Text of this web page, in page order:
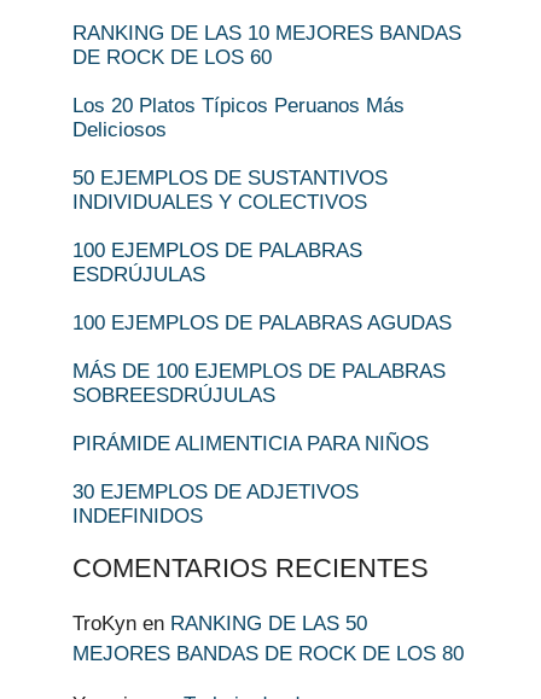
RANKING DE LAS 10 MEJORES BANDAS
DE ROCK DE LOS 60
Los 20 Platos Típicos Peruanos Más
Deliciosos
50 EJEMPLOS DE SUSTANTIVOS
INDIVIDUALES Y COLECTIVOS
100 EJEMPLOS DE PALABRAS
ESDRÚJULAS
100 EJEMPLOS DE PALABRAS AGUDAS
MÁS DE 100 EJEMPLOS DE PALABRAS
SOBREESDRÚJULAS
PIRÁMIDE ALIMENTICIA PARA NIÑOS
30 EJEMPLOS DE ADJETIVOS
INDEFINIDOS
COMENTARIOS RECIENTES
TroKyn en RANKING DE LAS 50
MEJORES BANDAS DE ROCK DE LOS 80